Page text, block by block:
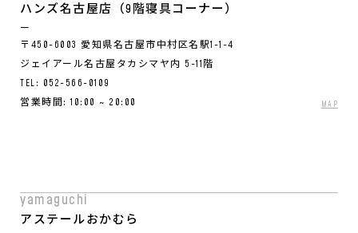
ハンズ名古屋店（9階寝具コーナー）
〒450-6003 愛知県名古屋市中村区名駅1-1-4
ジェイアール名古屋タカシマヤ内 5-11階
TEL: 052-566-0109
営業時間: 10:00 ~ 20:00
MAP
yamaguchi
アステールおかむら